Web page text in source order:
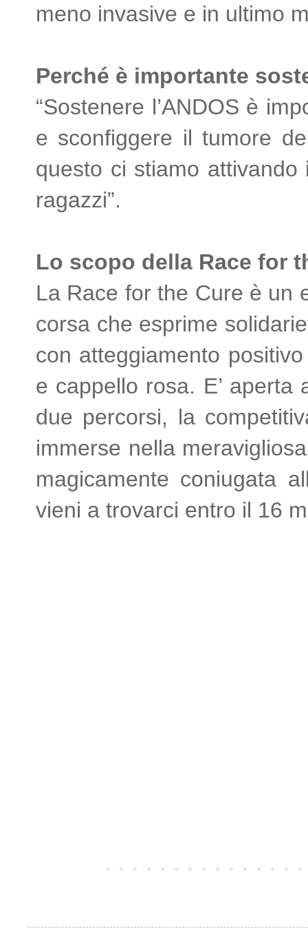
meno invasive e in ultimo
Perché è importante
“Sostenere l’ANDOS è
e sconfiggere il tumore
questo ci stiamo
ragazzi”.
Lo scopo della Race for
La Race for the Cure è un
corsa che esprime
con atteggiamento
e cappello rosa. E’
due percorsi, la
immerse nella
magicamente coniugata
vieni a trovarci entro il 16